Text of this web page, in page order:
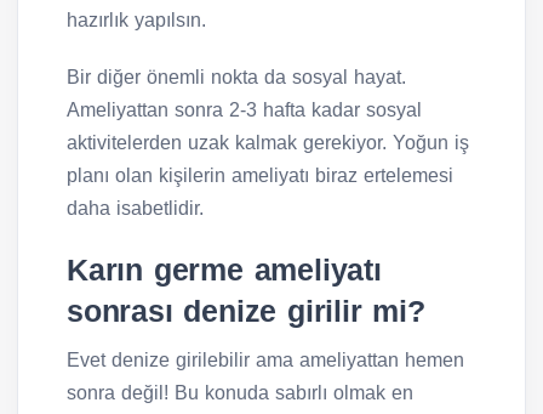
hazırlık yapılsın.
Bir diğer önemli nokta da sosyal hayat.
Ameliyattan sonra 2-3 hafta kadar sosyal
aktivitelerden uzak kalmak gerekiyor. Yoğun iş
planı olan kişilerin ameliyatı biraz ertelemesi
daha isabetlidir.
Karın germe ameliyatı
sonrası denize girilir mi?
Evet denize girilebilir ama ameliyattan hemen
sonra değil! Bu konuda sabırlı olmak en